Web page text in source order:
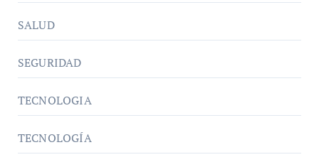
SALUD
SEGURIDAD
TECNOLOGIA
TECNOLOGÍA